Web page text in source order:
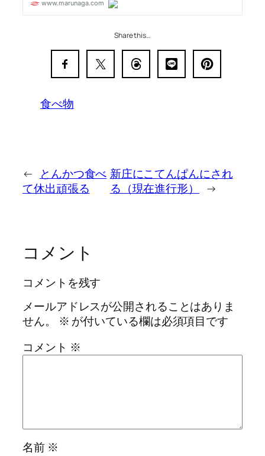
Share this…
食べ物
←
とんかつ食べ
て休出頑張る
新庄にこてんぱんにされ
る（現在進行形）
→
コメント
コメントを残す
メールアドレスが公開されることはありま
せん。
※ が付いている欄は必須項目です
コメント ※
名前 ※